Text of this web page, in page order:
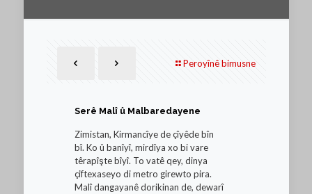
Peroyînê bimusne
Serê Malî û Malbaredayene
Zimistan, Kirmancîye de çîyêde bîn
bî. Ko û banîyî, mirdîya xo bi vare
têrapîşte bîyî. To vatê qey, dinya
çiftexaseyo di metro girewto pira.
Malî dangayanê dorikinan de, dewarî